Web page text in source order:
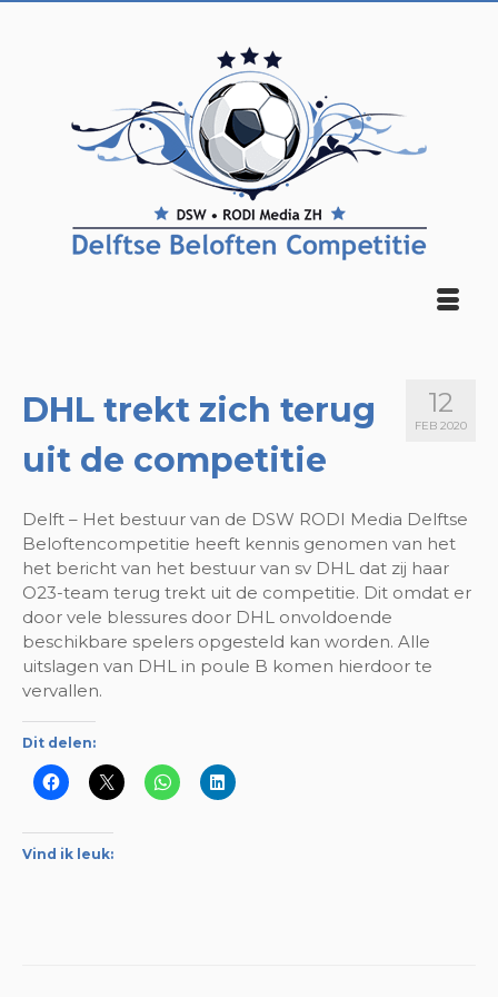
12
FEB 2020
DHL trekt zich terug
uit de competitie
Delft – Het bestuur van de DSW RODI Media Delftse
Beloftencompetitie heeft kennis genomen van het
het bericht van het bestuur van sv DHL dat zij haar
O23-team terug trekt uit de competitie. Dit omdat er
door vele blessures door DHL onvoldoende
beschikbare spelers opgesteld kan worden. Alle
uitslagen van DHL in poule B komen hierdoor te
vervallen.
Dit delen:
Vind ik leuk: